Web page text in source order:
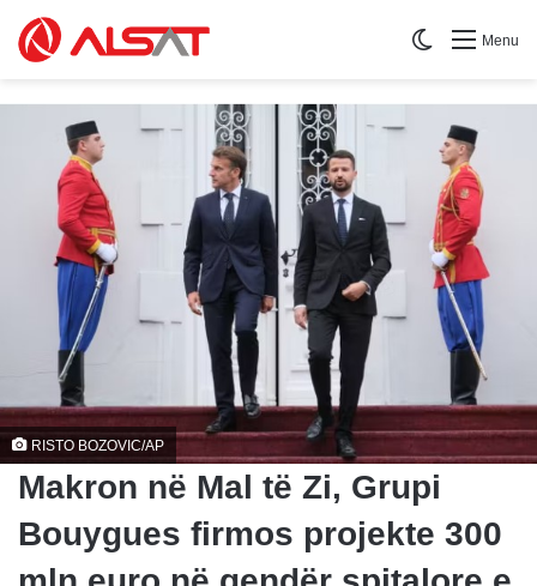
Menu
Switch skin
RISTO BOZOVIC/AP
Makron në Mal të Zi, Grupi
Bouygues firmos projekte 300